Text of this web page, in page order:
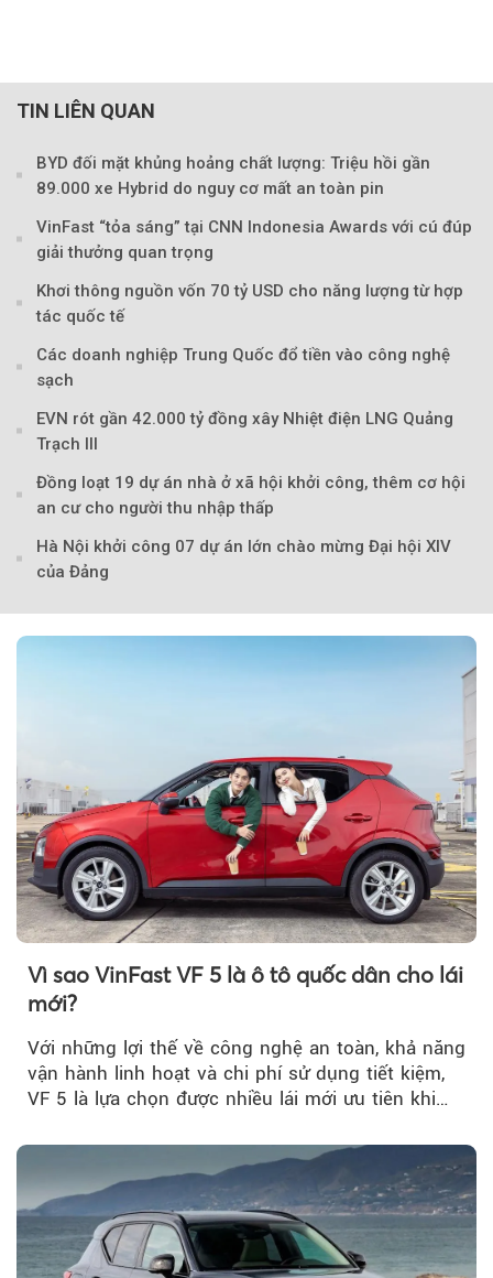
Theo
TIN LIÊN QUAN
BYD đối mặt khủng hoảng chất lượng: Triệu hồi gần
89.000 xe Hybrid do nguy cơ mất an toàn pin
VinFast “tỏa sáng” tại CNN Indonesia Awards với cú đúp
giải thưởng quan trọng
Khơi thông nguồn vốn 70 tỷ USD cho năng lượng từ hợp
tác quốc tế
Các doanh nghiệp Trung Quốc đổ tiền vào công nghệ
sạch
EVN rót gần 42.000 tỷ đồng xây Nhiệt điện LNG Quảng
Trạch III
Đồng loạt 19 dự án nhà ở xã hội khởi công, thêm cơ hội
an cư cho người thu nhập thấp
Hà Nội khởi công 07 dự án lớn chào mừng Đại hội XIV
của Đảng
Vì sao VinFast VF 5 là ô tô quốc dân cho lái
mới?
Với những lợi thế về công nghệ an toàn, khả năng
vận hành linh hoạt và chi phí sử dụng tiết kiệm,
VF 5 là lựa chọn được nhiều lái mới ưu tiên khi